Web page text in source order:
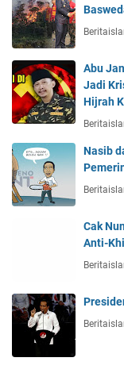
Abu
Jadi
Hijrah
Nasib
Cak
Anti-